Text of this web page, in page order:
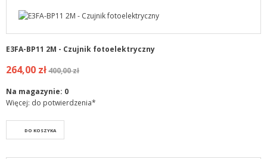
E3FA-BP11 2M - Czujnik fotoelektryczny
264,00 zł400,00 zł
Na magazynie: 0
Więcej: do potwierdzenia*
DO KOSZYKA